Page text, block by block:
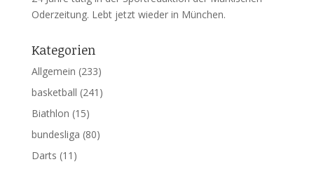
Oderzeitung. Lebt jetzt wieder in München.
Kategorien
Allgemein (233)
basketball (241)
Biathlon (15)
bundesliga (80)
Darts (11)